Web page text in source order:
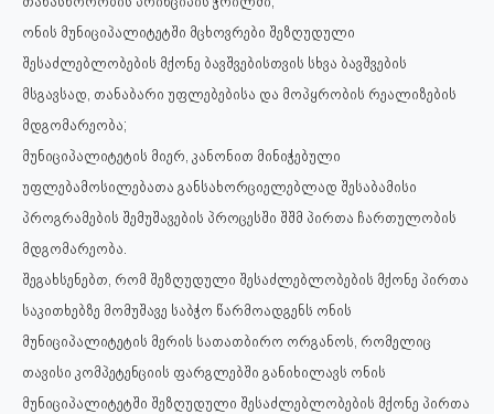
ონის მუნიციპალიტეტში მცხოვრები შეზღუდული
შესაძლებლობების მქონე ბავშვებისთვის სხვა ბავშვების
მსგავსად, თანაბარი უფლებებისა და მოპყრობის რეალიზების
მდგომარეობა;
მუნიციპალიტეტის მიერ, კანონით მინიჭებული
უფლებამოსილებათა განსახორციელებლად შესაბამისი
პროგრამების შემუშავების პროცესში შშმ პირთა ჩართულობის
მდგომარეობა.
შეგახსენებთ, რომ შეზღუდული შესაძლებლობების მქონე პირთა
საკითხებზე მომუშავე საბჭო წარმოადგენს ონის
მუნიციპალიტეტის მერის სათათბირო ორგანოს, რომელიც
თავისი კომპეტენციის ფარგლებში განიხილავს ონის
მუნიციპალიტეტში შეზღუდული შესაძლებლობების მქონე პირთა